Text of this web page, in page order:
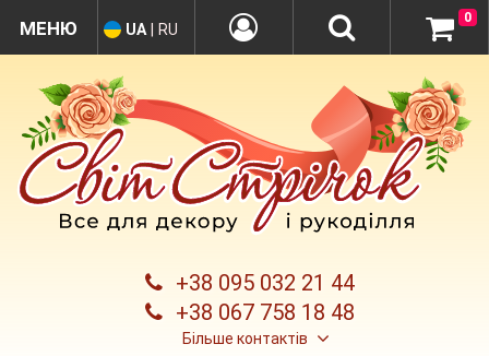
+38 095 032 21 44
+38 067 758 18 48
Більше контактів
UA RU
0